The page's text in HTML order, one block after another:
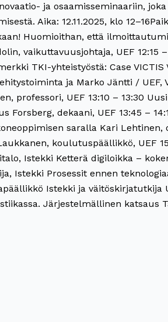
ja osaamisseminaariin,
Aika: 12.11.2025, klo
Huomioithan, että
vaikuttavuusjohtaja, UEF​
TKI-yhteistyöstä: Case
ja Marko Jäntti / UEF,
professori, UEF 13:10 – 13:30​
dekaani, UEF 13:45 –
saralla Kari Lehtinen,
koulutuspäällikkö, UEF
Istekki​ Ketterä digiloikka –
Istekki Prosessit ennen
Istekki ja väitöskirjatutkija
Järjestelmällinen katsaus